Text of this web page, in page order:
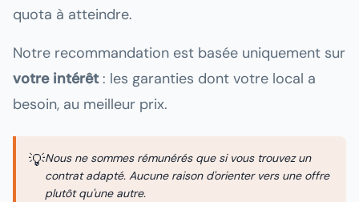
quota à atteindre.
Notre recommandation est basée uniquement sur
votre intérêt: les garanties dont votre local a
besoin, au meilleur prix.
💡Nous ne sommes rémunérés que si vous trouvez un
contrat adapté. Aucune raison d'orienter vers une offre
plutôt qu'une autre.